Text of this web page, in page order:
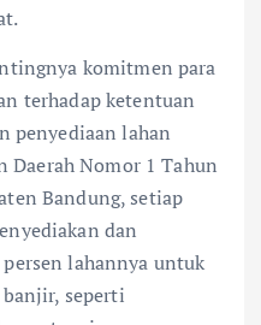
komitmen para
terhadap ketentuan
penyediaan lahan
Daerah Nomor 1 Tahun
Bandung, setiap
dan
lahannya untuk
seperti